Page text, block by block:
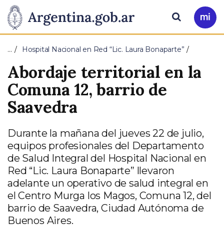
Presidencia
de
Nación
Pasar al contenido principal
Ir
a
Buscar
… Hospital Nacional en Red “Lic. Laura Bonaparte”
Abordaje territorial en la
Comuna 12, barrio de
Saavedra
Durante la mañana del jueves 22 de julio,
equipos profesionales del Departamento
de Salud Integral del Hospital Nacional en
Red “Lic. Laura Bonaparte” llevaron
adelante un operativo de salud integral en
el Centro Murga los Magos, Comuna 12, del
barrio de Saavedra, Ciudad Autónoma de
Buenos Aires.